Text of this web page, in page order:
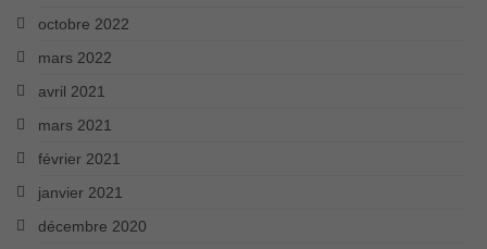
octobre 2022
mars 2022
avril 2021
mars 2021
février 2021
janvier 2021
décembre 2020